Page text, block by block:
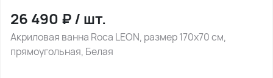
26 490 ₽/ шт.
Акриловая ванна Roca LEON, размер 170х70 см,
прямоугольная, Белая